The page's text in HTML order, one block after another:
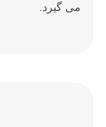
می گیرد.